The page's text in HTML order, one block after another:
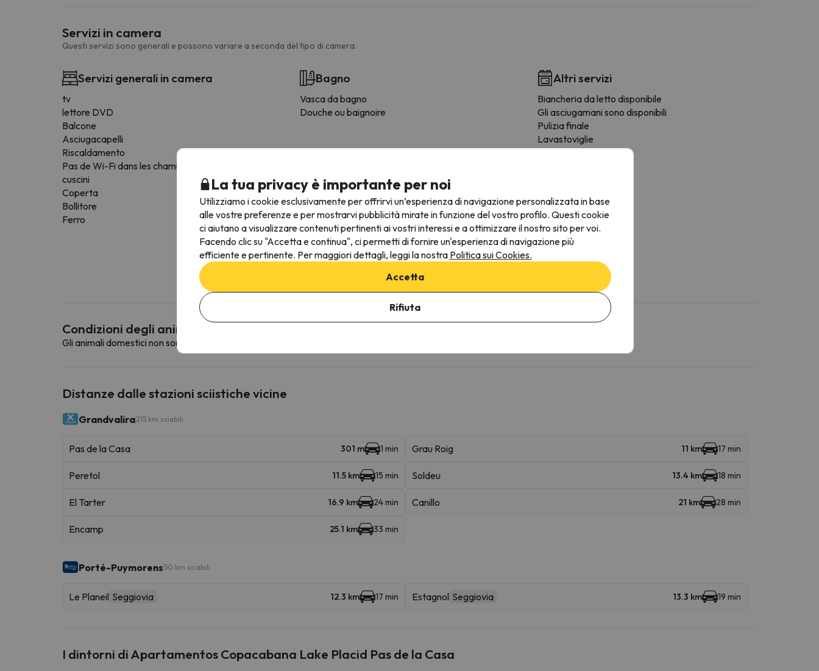
Servizi in camera
Questi servizi sono generali e possono variare a seconda del tipo di camera.
Servizi generali in camera
tv
lettore DVD
Balcone
Asciugacapelli
Riscaldamento
Pas de Wi-Fi dans les chambres
cuscini
Coperta
Bollitore
Ferro
Bagno
Vasca da bagno
Douche ou baignoire
Altri servizi
Biancheria da letto disponibile
Gli asciugamani sono disponibili
Pulizia finale
Lavastoviglie
Frigo
Tostapane
Stoviglie
utensili da cucina
Tavoli / Sedie
Condizioni degli animali domestici
Gli animali domestici non sono ammessi in questa struttura.
Distanze dalle stazioni sciistiche vicine
Grandvalira215 km sciabili
Pas de la Casa 301 m 1 min Grau Roig 11 km 17 min
Peretol 11.5 km 15 min Soldeu 13.4 km 18 min
El Tarter 16.9 km 24 min Canillo 21 km 28 min
Encamp 25.1 km 33 min
Porté-Puymorens 50 km sciabili
Le Planeil Seggiovia 12.3 km 17 min Estagnol Seggiovia 13.3 km 19 min
I dintorni di Apartamentos Copacabana Lake Placid Pas de la Casa
La tua privacy è importante per noi
Utilizziamo i cookie esclusivamente per offrirvi un’esperienza di navigazione personalizzata in base
alle vostre preferenze e per mostrarvi pubblicità mirate in funzione del vostro profilo. Questi cookie
ci aiutano a visualizzare contenuti pertinenti ai vostri interessi e a ottimizzare il nostro sito per voi.
Facendo clic su "Accetta e continua", ci permetti di fornire un'esperienza di navigazione più
efficiente e pertinente. Per maggiori dettagli, leggi la nostra Politica sui Cookies.
Accetta
Rifiuta